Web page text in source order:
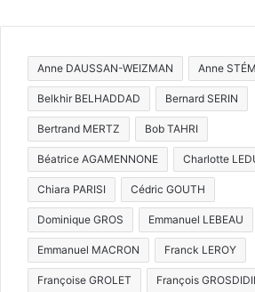
Anne DAUSSAN-WEIZMAN Anne
Belkhir BELHADDAD Bernard SERIN
Bertrand MERTZ Bob TAHRI
Béatrice AGAMENNONE Charlotte
Chiara PARISI Cédric GOUTH
Dominique GROS Emmanuel LEBEAU
Emmanuel MACRON Franck LEROY
Françoise GROLET François